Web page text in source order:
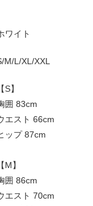
ワイト
M/L/XL/XXL
S】
囲 83cm
エスト 66cm
ップ 87cm
M】
囲 86cm
エスト 70cm